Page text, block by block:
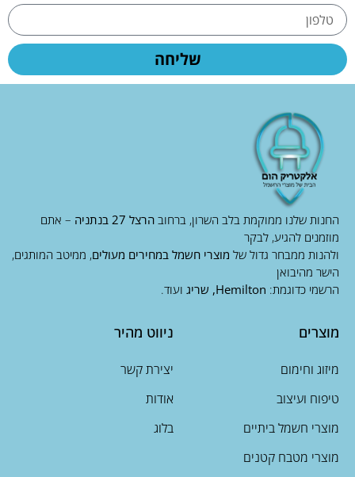
שליחה
החנות שלנו ממוקמת בלב השרון, ברחוב הרצל 27 בנתניה
– אתם
מוזמנים להגיע, לבקר
ולהנות ממבחר גדול של מוצרי חשמל במחירים מעולים, ממיטב המותגים,
הישר מהיבואן
הרשמי כדוגמת: Hemilton, שריג ועוד.
מוצרים
מיזוג וחימום
טיפוח ועיצוב
מוצרי חשמל ביתיים
מוצרי מטבח קטנים
ניווט מהיר
יצירת קשר
אודות
בלוג